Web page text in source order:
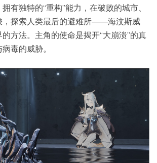
有独特的“重构”能力，在破败的城市、
，探索人类最后的避难所——海汶斯威
方法。主角的使命是揭开“大崩溃”的真
毒的威胁。